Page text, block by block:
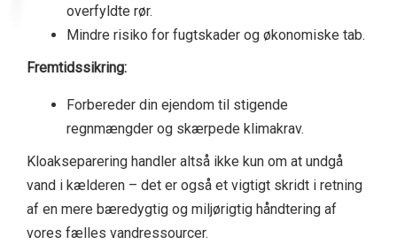
overfyldte rør.
Mindre risiko for fugtskader og økonomiske tab.
Fremtidssikring:
Forbereder din ejendom til stigende
regnmængder og skærpede klimakrav.
Kloakseparering handler altså ikke kun om at undgå
vand i kælderen – det er også et vigtigt skridt i retning
af en mere bæredygtig og miljørigtig håndtering af
vores fælles vandressourcer.